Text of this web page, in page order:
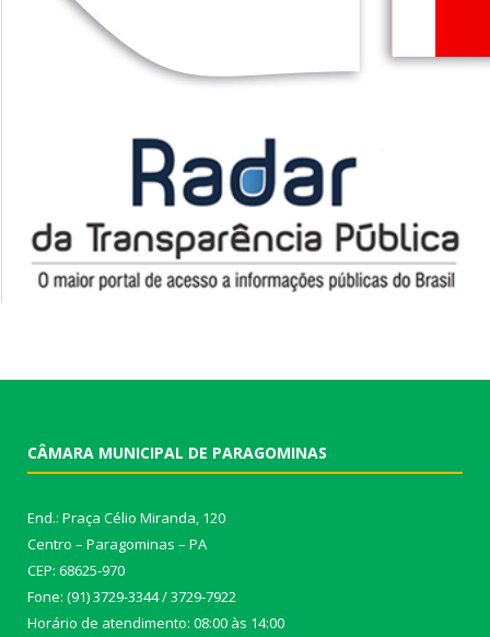
CÂMARA MUNICIPAL DE PARAGOMINAS
End.: Praça Célio Miranda, 120
Centro – Paragominas – PA
CEP: 68625-970
Fone: (91) 3729-3344 / 3729-7922
Horário de atendimento: 08:00 às 14:00